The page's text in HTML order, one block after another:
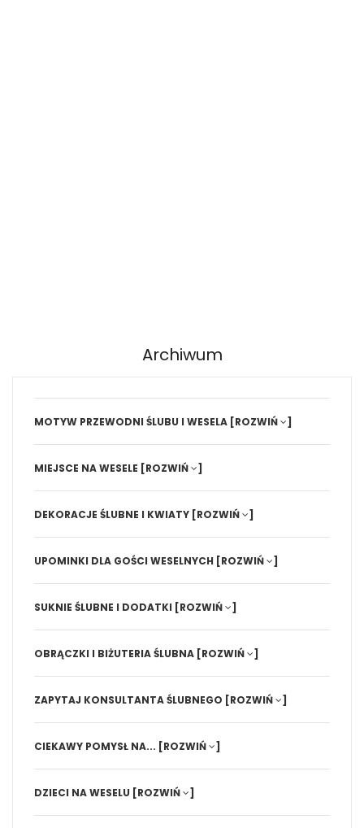
Archiwum
MOTYW PRZEWODNI ŚLUBU I WESELA [ROZWIŃ ]
MIEJSCE NA WESELE [ROZWIŃ ]
DEKORACJE ŚLUBNE I KWIATY [ROZWIŃ ]
UPOMINKI DLA GOŚCI WESELNYCH [ROZWIŃ ]
SUKNIE ŚLUBNE I DODATKI [ROZWIŃ ]
OBRĄCZKI I BIŻUTERIA ŚLUBNA [ROZWIŃ ]
ZAPYTAJ KONSULTANTA ŚLUBNEGO [ROZWIŃ ]
CIEKAWY POMYSŁ NA... [ROZWIŃ ]
DZIECI NA WESELU [ROZWIŃ ]